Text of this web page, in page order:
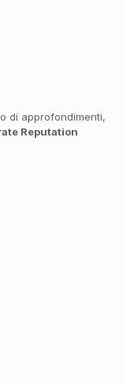
di approfondimenti,
Reputation